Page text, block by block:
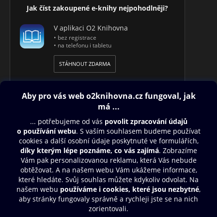
autorem desítek počítačových knih a příruček a v posledních
8 a Windows Phone.
Jak číst zakoupené e-knihy nejpohodlněji?
V aplikaci O2 Knihovna
• bez registrace
• na telefonu i tabletu
STÁHNOUT ZDARMA
Obsah ke stažení
Moje O2 Knihovna
Další zábava
© O2 Czech Republic a.s.